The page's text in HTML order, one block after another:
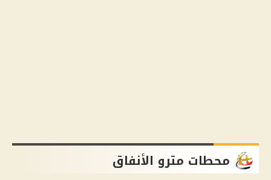
محطات مترو الأنفاق